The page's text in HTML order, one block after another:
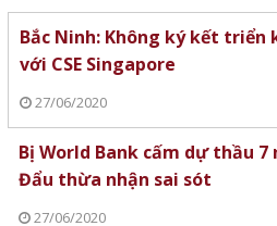
Bắc Ninh: Không ký kết triển
với CSE Singapore
27/06/2020
Bị World Bank cấm dự thầu 7
Đẩu thừa nhận sai sót
27/06/2020